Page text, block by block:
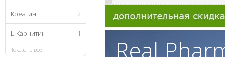
Креатин 2
L-Карнитин 1
Показать все Real